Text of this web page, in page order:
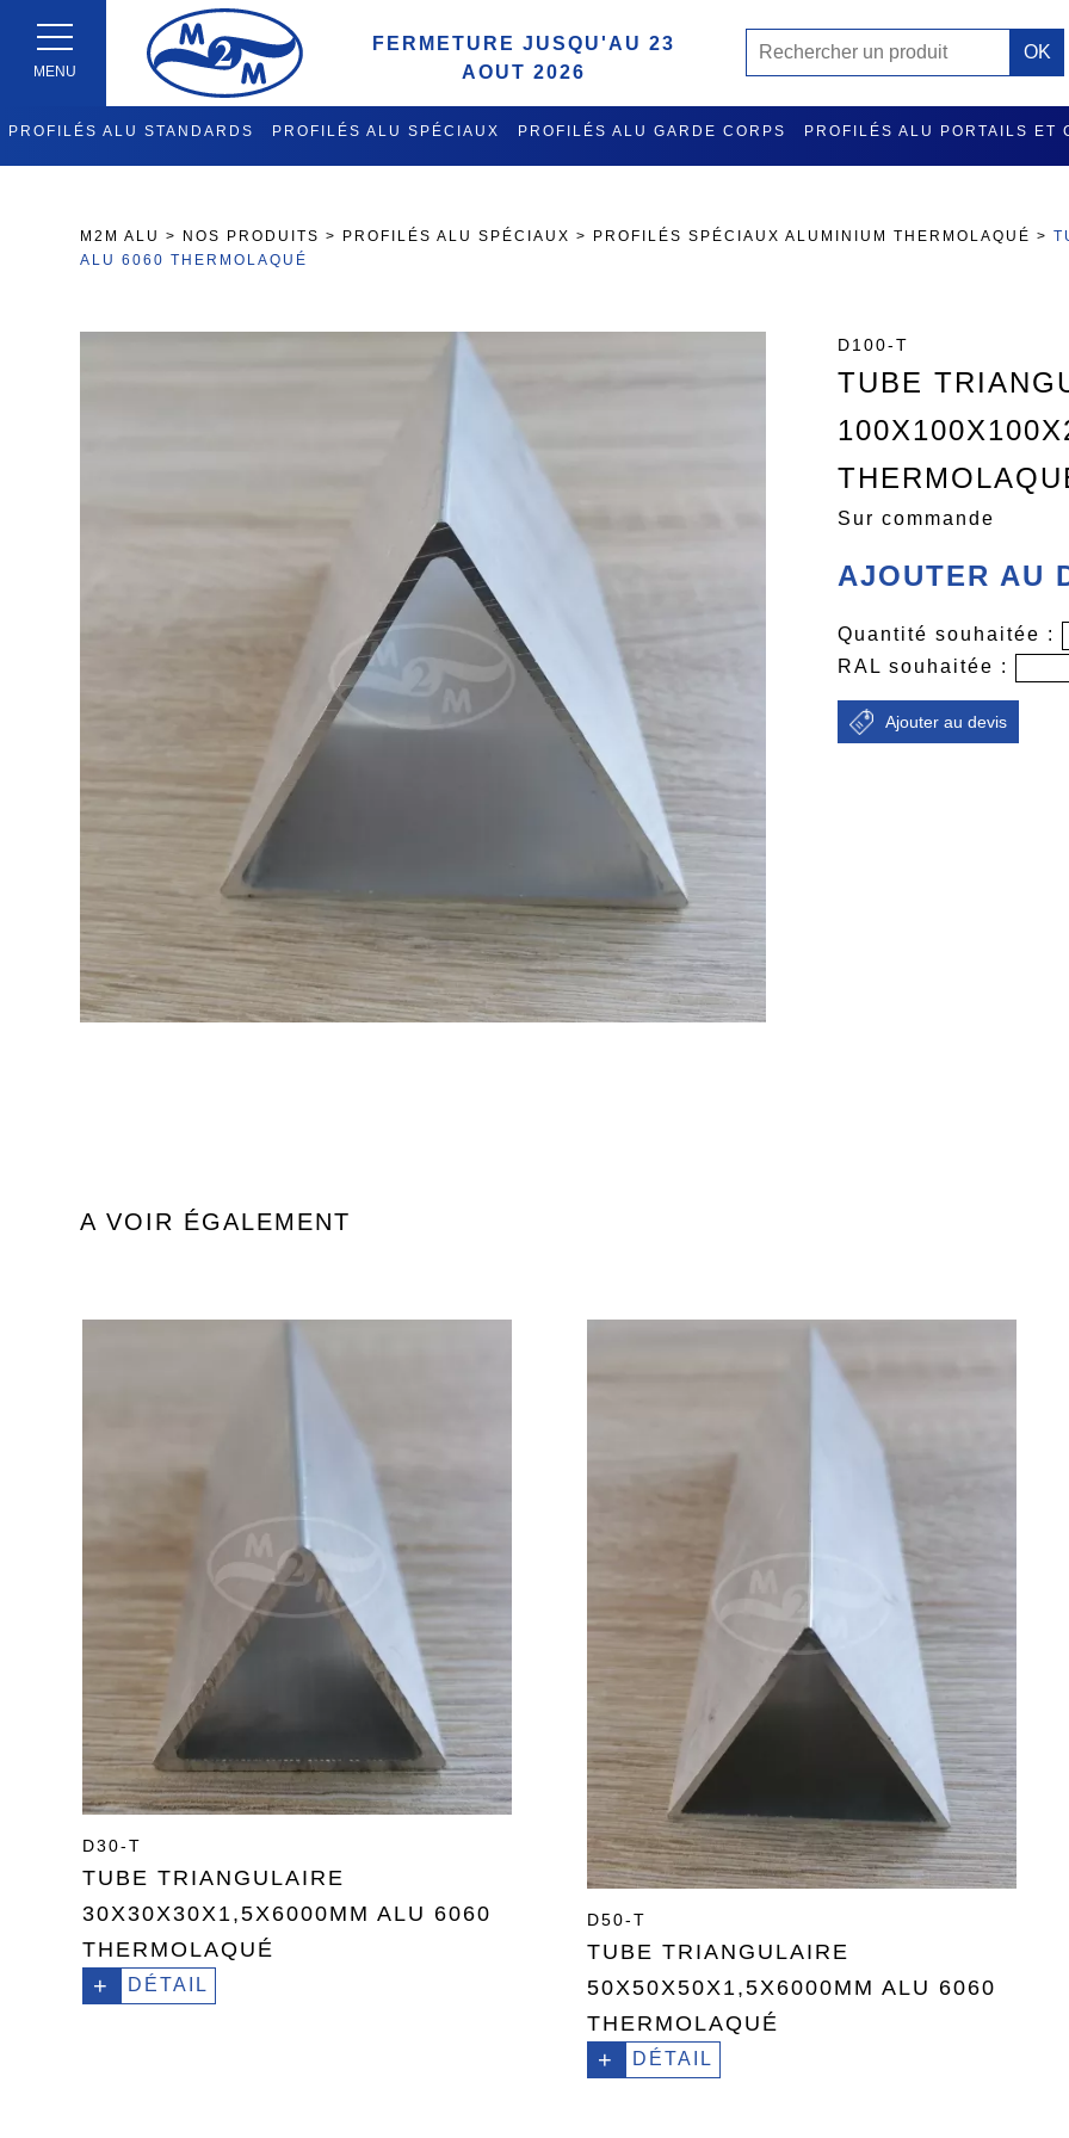
MENU
FERMETURE JUSQU'AU 23
AOUT 2026
PROFILÉS ALU STANDARDS PROFILÉS ALU SPÉCIAUX PROFILÉS ALU GARDE CORPS PROFILÉS ALU PORTAILS ET
M2M ALU > NOS PRODUITS > PROFILÉS ALU SPÉCIAUX > PROFILÉS SPÉCIAUX ALUMINIUM THERMOLAQUÉ >
ALU 6060 THERMOLAQUÉ
D100-T
TUBE
Sur commande
AJOUTER AU
Quantité souhaitée :
RAL souhaitée :
A VOIR ÉGALEMENT
D30-T
TUBE TRIANGULAIRE
30X30X30X1,5X6000MM ALU 6060
THERMOLAQUÉ
+ DÉTAIL
D50-T
TUBE TRIANGULAIRE
50X50X50X1,5X6000MM ALU 6060
THERMOLAQUÉ
+ DÉTAIL